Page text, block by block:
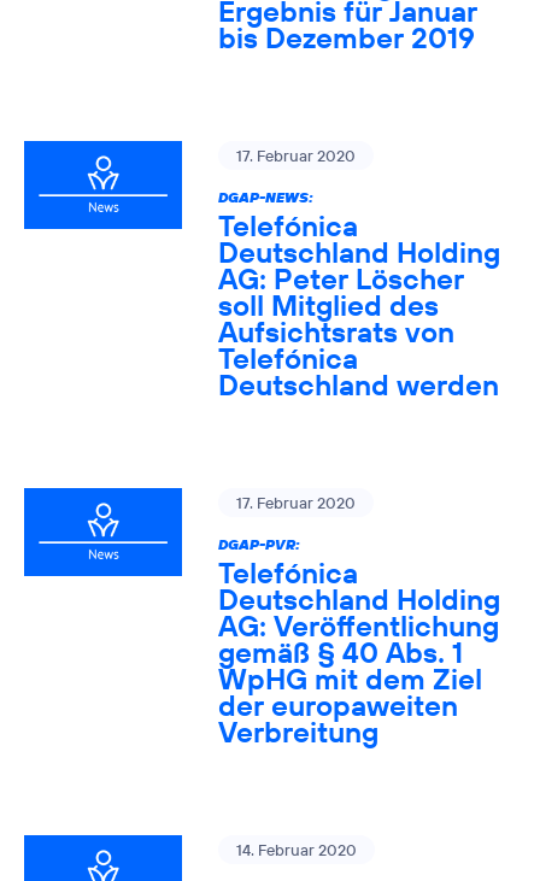
Ergebnis für Januar
bis Dezember 2019
17. Februar 2020
DGAP-NEWS:
Telefónica
Deutschland Holding
AG: Peter Löscher
soll Mitglied des
Aufsichtsrats von
Telefónica
Deutschland werden
17. Februar 2020
DGAP-PVR:
Telefónica
Deutschland Holding
AG: Veröffentlichung
gemäß § 40 Abs. 1
WpHG mit dem Ziel
der europaweiten
Verbreitung
14. Februar 2020